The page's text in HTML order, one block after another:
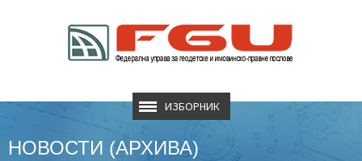
ИЗБОРНИК
НОВОСТИ (АРХИВА)